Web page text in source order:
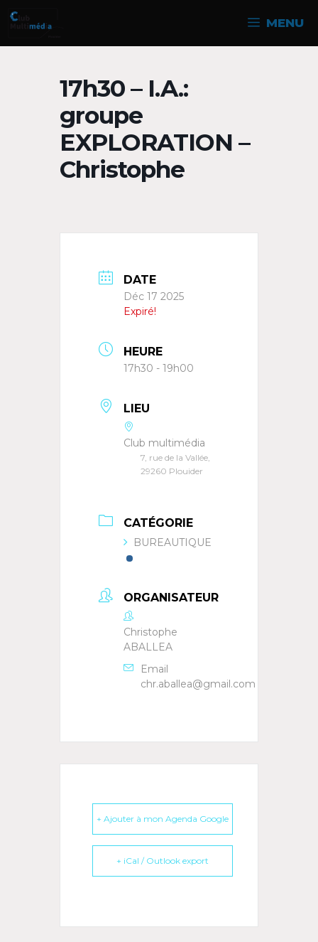
Aller
contenu
MENU
17h30 – I.A.:
groupe
EXPLORATION –
Christophe
DATE
Déc 17 2025
Expiré!
HEURE
17h30 - 19h00
LIEU
Club multimédia
7, rue de la Vallée,
29260 Plouider
CATÉGORIE
BUREAUTIQUE
ORGANISATEUR
Christophe
ABALLEA
Email
chr.aballea@gmail.com
+ Ajouter à mon Agenda Google
+ iCal / Outlook export